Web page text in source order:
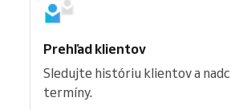
Prehľad klientov
Sledujte históriu klientov a
termíny.